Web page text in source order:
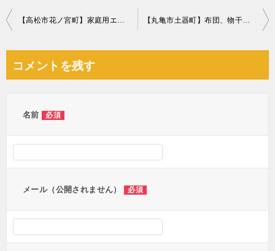
投
ビ
【高松市花ノ宮町】家庭用エアコンの取り外し・回収・処分ご依頼 【丸亀市土器町】布団、物干し竿等の回収とハウスクリーニングご依頼
コメントを残す
名前 必須
メール（公開されません） 必須